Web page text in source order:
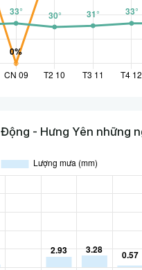
- Hưng Yên những